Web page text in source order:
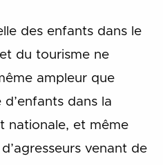
des enfants dans le
du tourisme ne
ampleur que
d’enfants dans la
nationale, et même
venant de